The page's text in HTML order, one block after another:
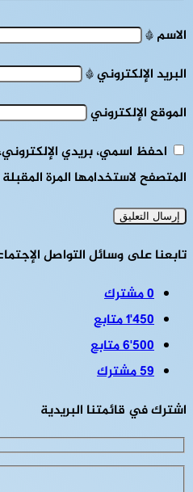
الاسم*
البريد الإلكتروني*
الموقع الإلكتروني
احفظ اسمي، بريدي
المتصفح لاستخدامها المرة
تابعنا على وسائل التواصل
0مشترك
1٬450متابع
6٬500متابع
59مشترك
اشترك في قائمتنا البريدية